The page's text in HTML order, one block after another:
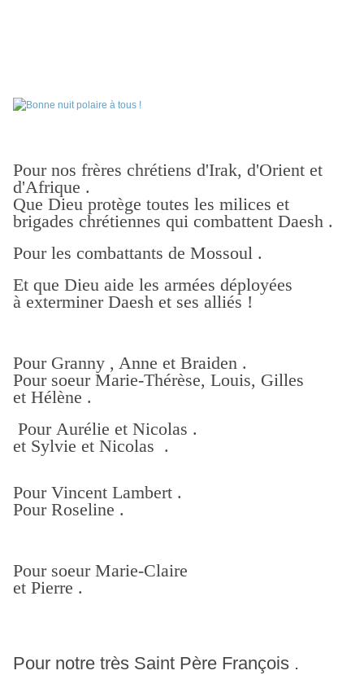
Pour nos frères chrétiens d'Irak, d'Orient et
d'Afrique .
Que Dieu protège toutes les milices et
brigades chrétiennes qui combattent Daesh .
Pour les combattants de Mossoul .
Et que Dieu aide les armées déployées
à exterminer Daesh et ses alliés !
Pour Granny , Anne et Braiden .
Pour soeur Marie-Thérèse, Louis, Gilles
et Hélène .
Pour Aurélie et Nicolas .
et Sylvie et Nicolas .
Pour Vincent Lambert .
Pour Roseline .
Pour soeur Marie-Claire
et Pierre .
Pour notre très Saint Père François .